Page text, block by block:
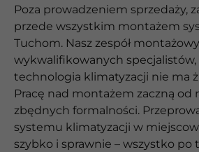
Poza prowadzeniem sprzedaży,
przede wszystkim montażem
Tuchom. Nasz zespół
wykwalifikowanych
technologia klimatyzacji nie ma
Pracę nad montażem zaczną od
zbędnych formalności.
systemu klimatyzacji w
szybko i sprawnie – wszystko po